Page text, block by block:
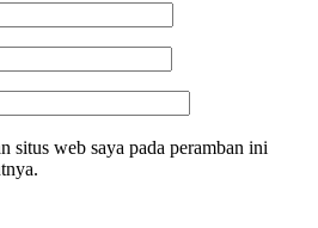
situs web saya pada peramban ini